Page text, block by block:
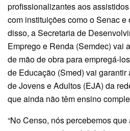
profissionalizantes aos
com instituições como o Senac
disso, a Secretaria de
Emprego e Renda (Semdec) vai
de mão de obra para empregá-
de Educação (Smed) vai
de Jovens e Adultos (EJA) da
que ainda não têm ensino
“No Censo, nós percebemos